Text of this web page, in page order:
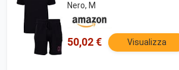
Nero, M
50,02 € Visualizza